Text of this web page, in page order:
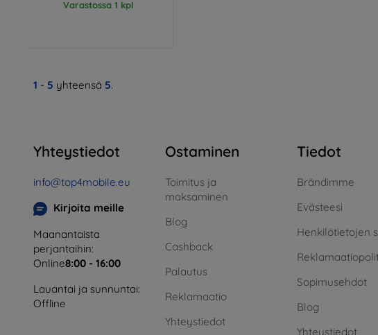
Varastossa 1 kpl
1 - 5 yhteensä 5.
Yhteystiedot
info@top4mobile.eu
Kirjoita meille
Maanantaista
perjantaihin:
Online8:00 - 16:00
Lauantai ja sunnuntai:
Offline
Ostaminen
Toimitus ja
maksaminen
Blog
Cashback
Palautus
Reklamaatio
Yhteystiedot
Tiedot
Brändimme
Evästeesi
Henkilötietojen
Sopimusehdot
Blog
Yhteystiedot